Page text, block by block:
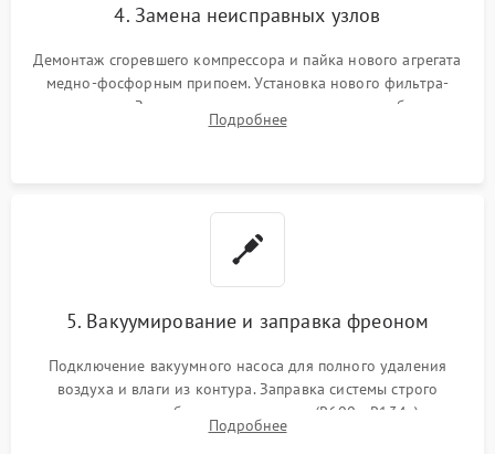
4. Замена неисправных узлов
Демонтаж сгоревшего компрессора и пайка нового агрегата
медно-фосфорным припоем. Установка нового фильтра-
осушителя. Замена изношенных вентиляторов обдува,
сломанных заслонок или поврежденных дверных петель.
Подробнее
5. Вакуумирование и заправка фреоном
Подключение вакуумного насоса для полного удаления
воздуха и влаги из контура. Заправка системы строго
дозированным объемом хладагента (R600a, R134a) по
электронным весам. Контроль рабочего давления в системе.
Подробнее